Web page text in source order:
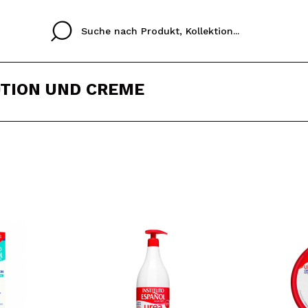
Durch die Erstellung
Einkäufe schnell
UND CREME